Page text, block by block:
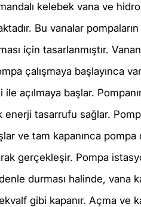
kelebek vana ve
Bu vanalar
için tasarlanmıştır.
çalışmaya başlayınca
açılmaya başlar.
enerji tasarrufu sağlar.
ve tam kapanınca
gerçekleşir. Pompa
durması halinde, vana
gibi kapanır. Açma ve